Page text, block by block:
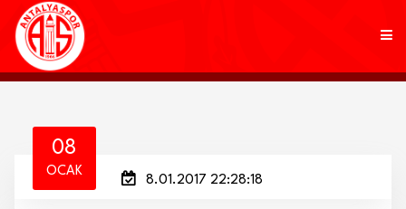
KULÜP
08
OCAK
8.01.2017 22:28:18